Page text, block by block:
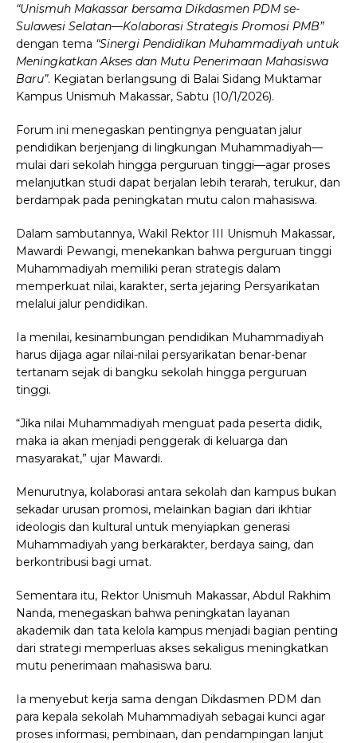
“Unismuh Makassar bersama Dikdasmen PDM se-
Sulawesi Selatan—Kolaborasi Strategis Promosi PMB”
dengan tema “Sinergi Pendidikan Muhammadiyah untuk
Meningkatkan Akses dan Mutu Penerimaan Mahasiswa
Baru”. Kegiatan berlangsung di Balai Sidang Muktamar
Kampus Unismuh Makassar, Sabtu (10/1/2026).
Forum ini menegaskan pentingnya penguatan jalur
pendidikan berjenjang di lingkungan Muhammadiyah—
mulai dari sekolah hingga perguruan tinggi—agar proses
melanjutkan studi dapat berjalan lebih terarah, terukur, dan
berdampak pada peningkatan mutu calon mahasiswa.
Dalam sambutannya, Wakil Rektor III Unismuh Makassar,
Mawardi Pewangi, menekankan bahwa perguruan tinggi
Muhammadiyah memiliki peran strategis dalam
memperkuat nilai, karakter, serta jejaring Persyarikatan
melalui jalur pendidikan.
Ia menilai, kesinambungan pendidikan Muhammadiyah
harus dijaga agar nilai-nilai persyarikatan benar-benar
tertanam sejak di bangku sekolah hingga perguruan
tinggi.
“Jika nilai Muhammadiyah menguat pada peserta didik,
maka ia akan menjadi penggerak di keluarga dan
masyarakat,” ujar Mawardi.
Menurutnya, kolaborasi antara sekolah dan kampus bukan
sekadar urusan promosi, melainkan bagian dari ikhtiar
ideologis dan kultural untuk menyiapkan generasi
Muhammadiyah yang berkarakter, berdaya saing, dan
berkontribusi bagi umat.
Sementara itu, Rektor Unismuh Makassar, Abdul Rakhim
Nanda, menegaskan bahwa peningkatan layanan
akademik dan tata kelola kampus menjadi bagian penting
dari strategi memperluas akses sekaligus meningkatkan
mutu penerimaan mahasiswa baru.
Ia menyebut kerja sama dengan Dikdasmen PDM dan
para kepala sekolah Muhammadiyah sebagai kunci agar
proses informasi, pembinaan, dan pendampingan lanjut